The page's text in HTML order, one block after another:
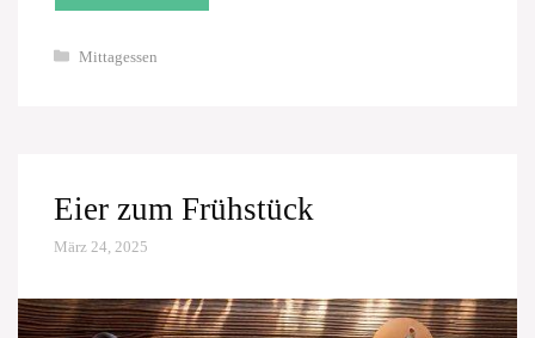
Kategorien
Mittagessen
Eier zum Frühstück
März 24, 2025